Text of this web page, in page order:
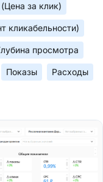
за клик)
кликабельности)
просмотра
Показы Расходы